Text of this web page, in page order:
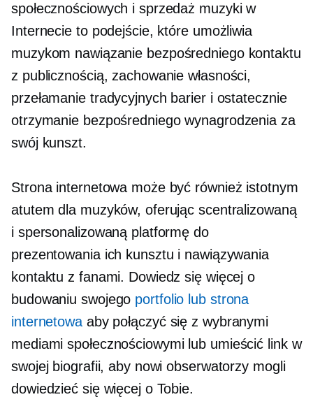
społecznościowych i sprzedaż muzyki w
Internecie to podejście, które umożliwia
muzykom nawiązanie bezpośredniego kontaktu
z publicznością, zachowanie własności,
przełamanie tradycyjnych barier i ostatecznie
otrzymanie bezpośredniego wynagrodzenia za
swój kunszt.
Strona internetowa może być również istotnym
atutem dla muzyków, oferując scentralizowaną
i spersonalizowaną platformę do
prezentowania ich kunsztu i nawiązywania
kontaktu z fanami. Dowiedz się więcej o
budowaniu swojego portfolio lub strona
internetowaaby połączyć się z wybranymi
mediami społecznościowymi lub umieścić link w
swojej biografii, aby nowi obserwatorzy mogli
dowiedzieć się więcej o Tobie.